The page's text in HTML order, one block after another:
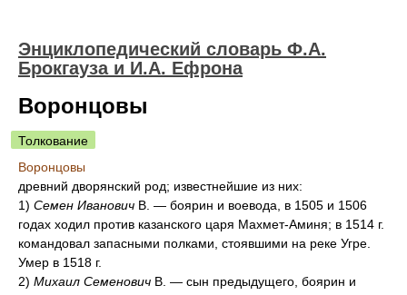
Энциклопедический словарь Ф.А.
Брокгауза и И.А. Ефрона
Воронцовы
Толкование
Воронцовы
древний дворянский род; известнейшие из них:
1) Семен Иванович В. — боярин и воевода, в 1505 и 1506
годах ходил против казанского царя Махмет-Аминя; в 1514 г.
командовал запасными полками, стоявшими на реке Угре.
Умер в 1518 г.
2) Михаил Семенович В. — сын предыдущего, боярин и